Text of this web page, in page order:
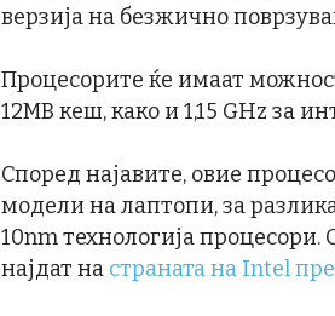
верзија на безжично
Процесорите ќе имаат
12MB кеш, како и 1,15 GHz за
Според најавите, овие
модели на лаптопи, за
10nm технологија
најдат на страната на Intel